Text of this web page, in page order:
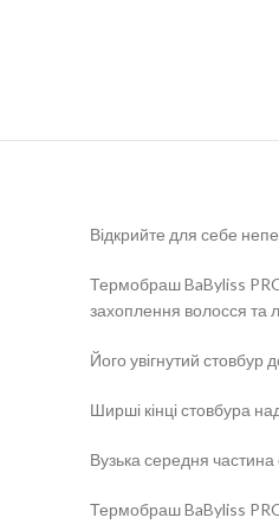
Відкрийте для себе
Термобраш BaByliss
захоплення волосся та
Його увігнутий
Ширші кінці стовбура
Вузька середня
Термобраш BaByliss